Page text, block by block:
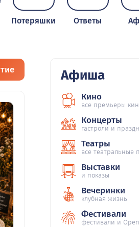
Потеряшки Ответы
Афиша
Кино
все премьеры
Концерты
гастроли и
Театры
все театральные
Выставки
и показы
Вечеринки
клубная жизнь
Фестивали
фестивали и